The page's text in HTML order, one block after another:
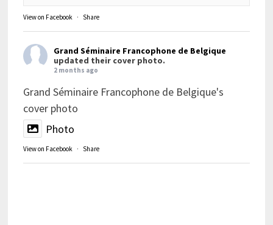
View on Facebook · Share
Grand Séminaire Francophone de Belgique
updated their cover photo.
2 months ago
Grand Séminaire Francophone de Belgique's
cover photo
Photo
View on Facebook · Share